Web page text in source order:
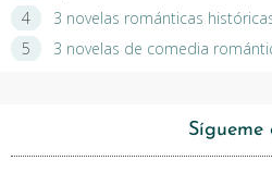
3 novelas románticas
3 novelas de comedia
Sígueme